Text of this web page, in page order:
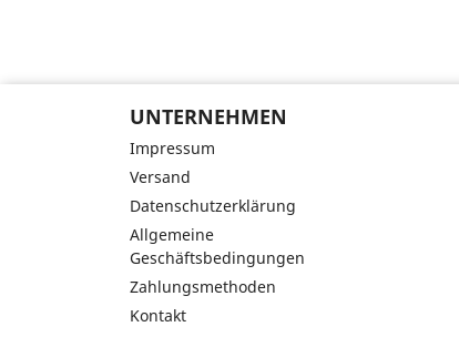
UNTERNEHMEN
Impressum
Versand
Datenschutzerklärung
Allgemeine
Geschäftsbedingungen
Zahlungsmethoden
Kontakt